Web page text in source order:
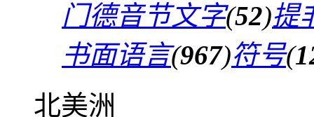
门德音节文字(52)提
书面语言(967)符号(
北美洲